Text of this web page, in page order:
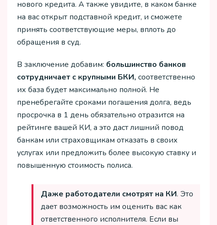
нового кредита. А также увидите, в каком банке
на вас открыт подставной кредит, и сможете
принять соответствующие меры, вплоть до
обращения в суд.
В заключение добавим: большинство банков
сотрудничает с крупными БКИ, соответственно
их база будет максимально полной. Не
пренебрегайте сроками погашения долга, ведь
просрочка в 1 день обязательно отразится на
рейтинге вашей КИ, а это даст лишний повод
банкам или страховщикам отказать в своих
услугах или предложить более высокую ставку и
повышенную стоимость полиса.
Даже работодатели смотрят на КИ. Это
дает возможность им оценить вас как
ответственного исполнителя. Если вы